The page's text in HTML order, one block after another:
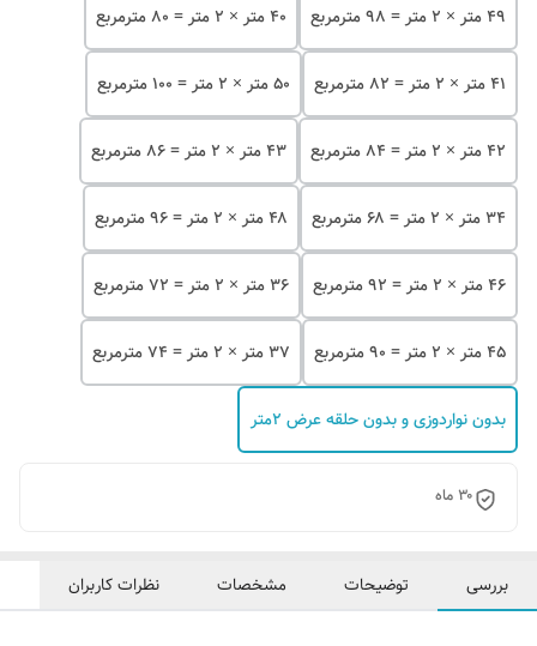
۴۹ متر × ۲ متر = ۹۸ مترمربع ۴۰ متر × ۲ متر = ۸۰ مترمربع
۴۱ متر × ۲ متر = ۸۲ مترمربع ۵۰ متر × ۲ متر = ۱۰۰ مترمربع
۴۲ متر × ۲ متر = ۸۴ مترمربع ۴۳ متر × ۲ متر = ۸۶ مترمربع
۳۴ متر × ۲ متر = ۶۸ مترمربع ۴۸ متر × ۲ متر = ۹۶ مترمربع
۴۶ متر × ۲ متر = ۹۲ مترمربع ۳۶ متر × ۲ متر = ۷۲ مترمربع
۴۵ متر × ۲ متر = ۹۰ مترمربع ۳۷ متر × ۲ متر = ۷۴ مترمربع
بدون نواردوزی و بدون حلقه عرض ۲متر
۳۰ ماه
بررسی توضیحات مشخصات نظرات کاربران